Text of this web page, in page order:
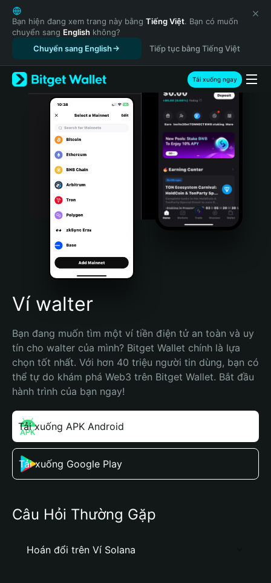
English
日本語
Tiếng Việt
Русский
Español (Latinoamérica)
Türkçe
Italiano
Português (Portugal)
Bahasa Indonesia
Português (Brasil)
Español (Argentina)
Bạn hiện đang xem trang này bằng Tiếng Việt. Bạn có muốn
chuyển sang English không?
Chuyển sang English
Tiếp tục bằng Tiếng Việt
Tải xuống ngay
Ví walter
Bạn đang muốn tìm một ví tiền điện tử an toàn và uy
tín cho walter của mình? Bitget Wallet chính là lựa
chọn tốt nhất. Với hơn 40 triệu người tin dùng, bạn có
thể tự do khám phá Web3 trên Bitget Wallet. Bắt đầu
hành trình của bạn ngay!
Tải xuống APK Android
Tải xuống Google Play
Câu Hỏi Thường Gặp
Hoán đổi trên Ví Solana